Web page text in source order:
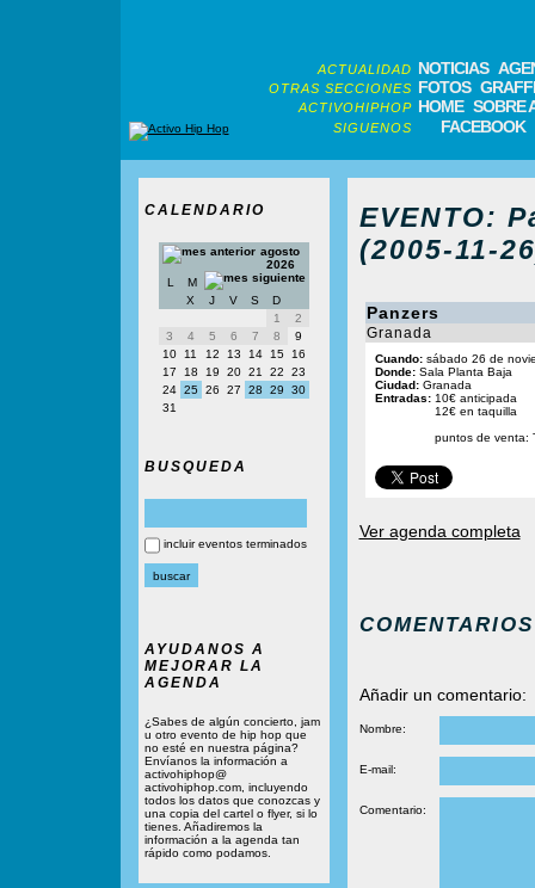
ACTUALIDAD NOTICIAS
OTRAS SECCIONES FOTOS
ACTIVOHIPHOP HOME SOBRE
SIGUENOS FACEBOOK
CALENDARIO
agosto
2026
L
M
X
J V S
D
1
2
3
4 5 6 7 8
9
10
11 12 13 14 15
16
17
18 19 20 21 22
23
24 25 26 27 28 29
30
31
BUSQUEDA
incluir eventos terminados
AYUDANOS A
MEJORAR LA
AGENDA
¿Sabes de algún concierto, jam
u otro evento de hip hop que
no esté en nuestra página?
Envíanos la información a
activohiphop@
activohiphop.com, incluyendo
todos los datos que conozcas y
una copia del cartel o flyer, si lo
tienes. Añadiremos la
información a la agenda tan
rápido como podamos.
EVENTO:
(2005-11-
Panzers
Granada
Cuando:sábado 26 de
Donde:Sala Planta Baja
Ciudad:Granada
Entradas: 10€ anticipada
12€ en taquilla
puntos de venta:
Ver agenda completa
COMENTARIOS
Añadir un comentario:
Nombre:
E-mail:
Comentario: